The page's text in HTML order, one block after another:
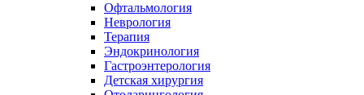
Офтальмология
Неврология
Терапия
Эндокринология
Гастроэнтерология
Детская хирургия